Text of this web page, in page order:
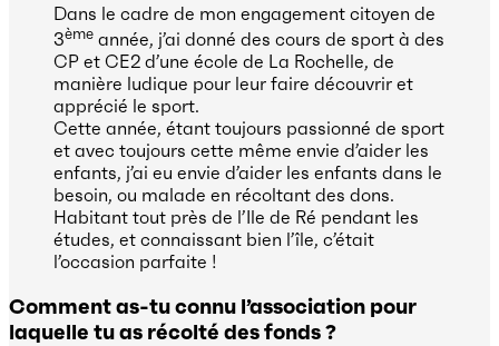
Dans le cadre de mon engagement citoyen de
3ème année, j’ai donné des cours de sport à des
CP et CE2 d’une école de La Rochelle, de
manière ludique pour leur faire découvrir et
apprécié le sport.
Cette année, étant toujours passionné de sport
et avec toujours cette même envie d’aider les
enfants, j’ai eu envie d’aider les enfants dans le
besoin, ou malade en récoltant des dons.
Habitant tout près de l’Ile de Ré pendant les
études, et connaissant bien l’île, c’était
l’occasion parfaite !
Comment as-tu connu l’association pour
laquelle tu as récolté des fonds ?